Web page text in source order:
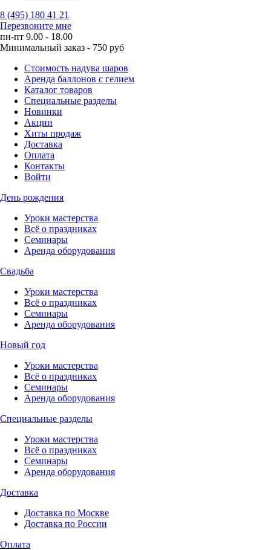
8 (495) 180 41 21
Перезвоните мне
пн-пт 9.00 - 18.00
Минимальный заказ - 750 руб
Стоимость надува шаров
Аренда баллонов с гелием
Каталог товаров
Специальные разделы
Новинки
Акции
Хиты продаж
Доставка
Оплата
Контакты
Войти
День рождения
Уроки мастерства
Всё о праздниках
Семинары
Аренда оборудования
Свадьба
Уроки мастерства
Всё о праздниках
Семинары
Аренда оборудования
Новый год
Уроки мастерства
Всё о праздниках
Семинары
Аренда оборудования
Специальные разделы
Уроки мастерства
Всё о праздниках
Семинары
Аренда оборудования
Доставка
Доставка по Москве
Доставка по России
Оплата